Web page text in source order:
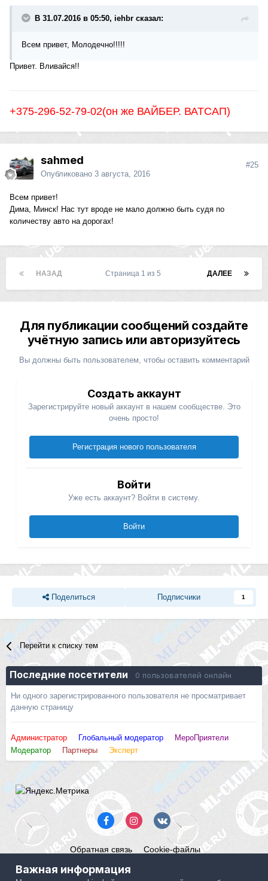
В 31.07.2016 в 05:50, iehbr сказал:
Всем привет, Молодечно!!!!!
Привет. Вливайся!!
+375-296-52-79-02(он же ВАЙБЕР. ВАТСАП)
sahmed
Опубликовано 3 августа, 2016
#25
Всем привет!
Дима, Минск! Нас тут вроде не мало должно быть судя по
количеству авто на дорогах!
НАЗАД ДАЛЕЕ
Страница 1 из 5
Для публикации сообщений создайте
учётную запись или авторизуйтесь
Вы должны быть пользователем, чтобы оставить комментарий
Создать аккаунт
Зарегистрируйте новый аккаунт в нашем сообществе. Это
очень просто!
Регистрация нового пользователя
Войти
Уже есть аккаунт? Войти в систему.
Войти
Поделиться Подписчики 1
Перейти к списку тем
Последние посетители 0 пользователей онлайн
Ни одного зарегистрированного пользователя не просматривает
данную страницу
Администратор Глобальный модератор
МероПриятели
Модератор
Партнеры Эксперт
Обратная связь Cookie-файлы
Powered by Invision Community
Важная информация